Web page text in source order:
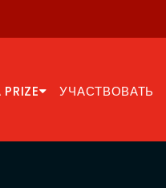
УЧАСТВОВАТЬ